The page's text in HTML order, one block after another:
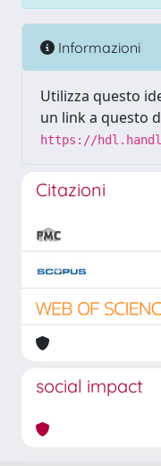
Informazioni
Utilizza questo
un link a questo
https://
Citazioni
social impact